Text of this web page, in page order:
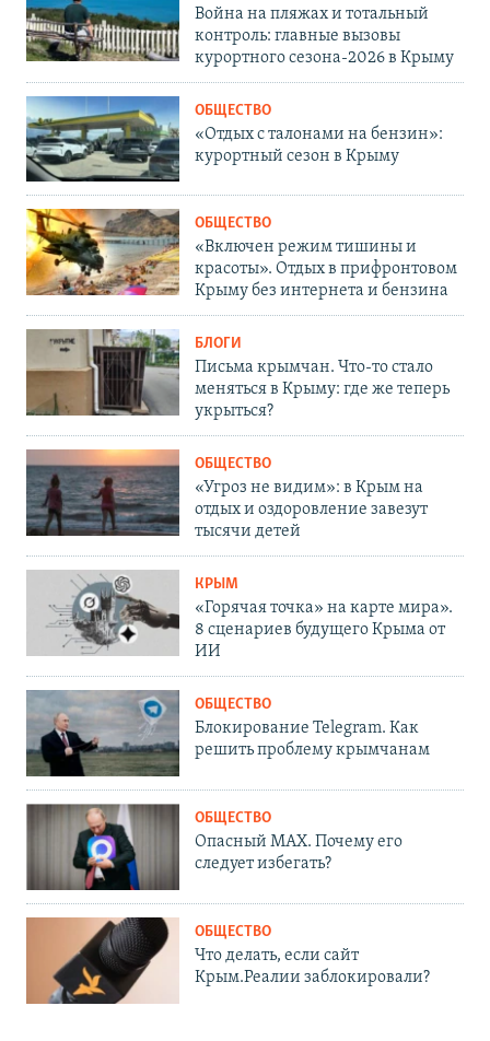
Война на пляжах и тотальный
контроль: главные вызовы
курортного сезона-2026 в Крыму
ОБЩЕСТВО
«Отдых с талонами на бензин»:
курортный сезон в Крыму
ОБЩЕСТВО
«Включен режим тишины и
красоты». Отдых в прифронтовом
Крыму без интернета и бензина
БЛОГИ
Письма крымчан. Что-то стало
меняться в Крыму: где же теперь
укрыться?
ОБЩЕСТВО
«Угроз не видим»: в Крым на
отдых и оздоровление завезут
тысячи детей
КРЫМ
«Горячая точка» на карте мира».
8 сценариев будущего Крыма от
ИИ
ОБЩЕСТВО
Блокирование Telegram. Как
решить проблему крымчанам
ОБЩЕСТВО
Опасный MAX. Почему его
следует избегать?
ОБЩЕСТВО
Что делать, если сайт
Крым.Реалии заблокировали?